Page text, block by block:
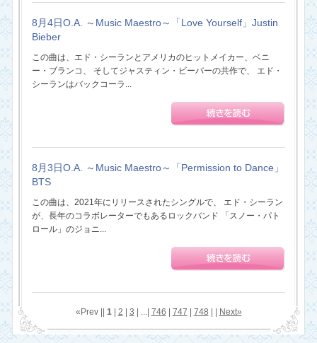
8月4日O.A. ～Music Maestro～「Love Yourself」Justin
Bieber
この曲は、エド・シーランとアメリカのヒットメイカー、ベニ
ー・ブランコ、 そしてジャスティン・ビーバーの共作で、 エド・
シーランはバックコーラ...
8月3日O.A. ～Music Maestro～「Permission to Dance」
BTS
この曲は、2021年にリリースされたシングルで、 エド・シーラン
が、長年のコラボレーターでもあるロックバンド 「スノー・パト
ロール」のジョニ...
«Prev || 1| 2 3 | ...| 746 747 748 Next»